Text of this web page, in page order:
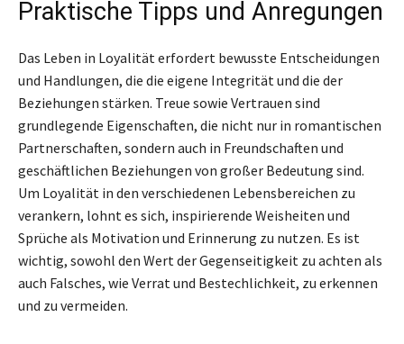
Praktische Tipps und Anregungen
Das Leben in Loyalität erfordert bewusste Entscheidungen
und Handlungen, die die eigene Integrität und die der
Beziehungen stärken. Treue sowie Vertrauen sind
grundlegende Eigenschaften, die nicht nur in romantischen
Partnerschaften, sondern auch in Freundschaften und
geschäftlichen Beziehungen von großer Bedeutung sind.
Um Loyalität in den verschiedenen Lebensbereichen zu
verankern, lohnt es sich, inspirierende Weisheiten und
Sprüche als Motivation und Erinnerung zu nutzen. Es ist
wichtig, sowohl den Wert der Gegenseitigkeit zu achten als
auch Falsches, wie Verrat und Bestechlichkeit, zu erkennen
und zu vermeiden.